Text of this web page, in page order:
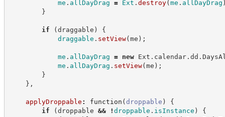
me . allDayDrag = Ext . destroy( me . allDayDrag
}
if (draggable )
{
draggable . setView(me ) ;
me . allDayDrag = new Ext . calendar. dd .
me . allDayDrag . setView(me ) ;
}
} ,
applyDroppable : function (droppable )
{
if
(droppable && ! droppable . isInstance )
{